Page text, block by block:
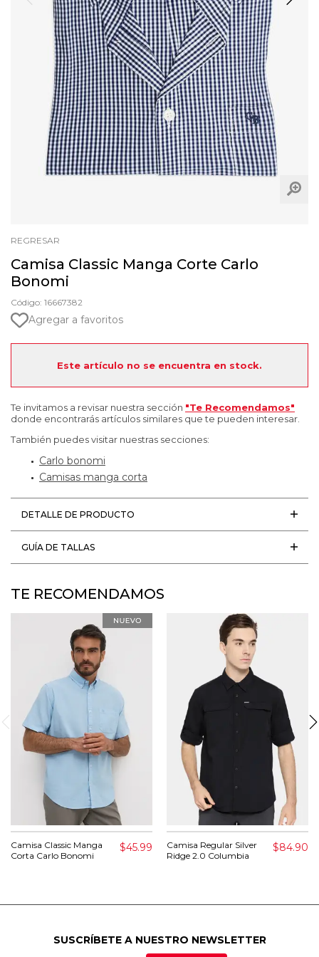
REGRESAR
Camisa Classic Manga Corte Carlo
Bonomi
Código: 16667382
Agregar a favoritos
Este artículo no se encuentra en stock.
Te invitamos a revisar nuestra sección "Te Recomendamos"
donde encontrarás artículos similares que te pueden interesar.
También puedes visitar nuestras secciones:
Carlo bonomi
Camisas manga corta
DETALLE DE PRODUCTO
GUÍA DE TALLAS
TE RECOMENDAMOS
Camisa Classic Manga
Corta Carlo Bonomi
$45.99
Camisa Regular Silver
Ridge 2.0 Columbia
$84.90
SUSCRÍBETE A NUESTRO NEWSLETTER